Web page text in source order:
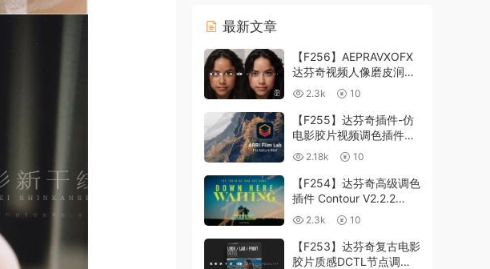
最新文章
【F256】AEPRAVXOFX
达芬奇视频人像磨皮润肤
美颜插件 Beauty Box
V6.0.3 Win
2.3k 10
【F255】达芬奇插件-仿
电影胶片视频调色插件
ARRI Film Lab 1.0.10 Win
2.18k 10
【F254】达芬奇高级调色
插件 Contour V2.2.2
WinMac 含使用教程
2.3k 10
【F253】达芬奇复古电影
胶片质感DCTL节点调色